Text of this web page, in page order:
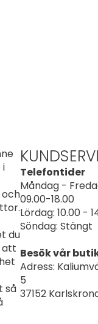
i
och
du
att
så
Telefontider
Måndag -
09.00-18.00
Lördag: 10.00 -
Söndag: Stängt
Besök vår
Adress:
5
37152